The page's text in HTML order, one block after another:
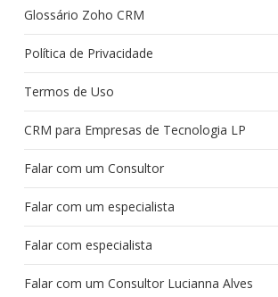
Glossário Zoho CRM
Política de Privacidade
Termos de Uso
CRM para Empresas de Tecnologia LP
Falar com um Consultor
Falar com um especialista
Falar com especialista
Falar com um Consultor Lucianna Alves